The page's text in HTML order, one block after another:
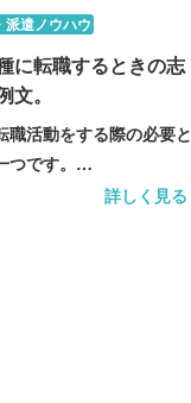
派遣ノウハウ
に転職するときの志
。
職活動をする際の必要と
つです。…
詳しく見る